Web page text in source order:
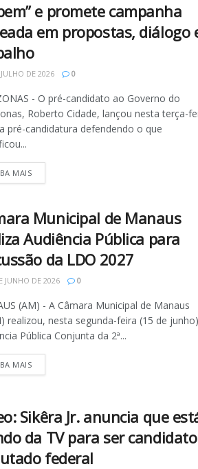
e promete campanha
em propostas, diálogo
DE 2026 0
- O pré-candidato ao Governo do
Roberto Cidade, lançou nesta terça-
pré-candidatura defendendo o que
MAIS
Municipal de Manaus
Audiência Pública para
da LDO 2027
JUNHO DE 2026 0
(AM) - A Câmara Municipal de Manaus
realizou, nesta segunda-feira (15 de
Pública Conjunta da 2ª...
MAIS
Sikêra Jr. anuncia que
da TV para ser
federal